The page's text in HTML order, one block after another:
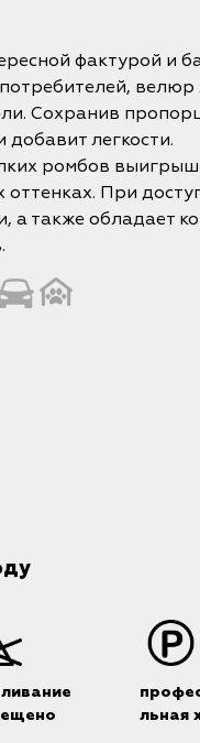
фактурой и
велюр
Сохранив
добавит легкости.
ромбов
оттенках. При
а также обладает
льная